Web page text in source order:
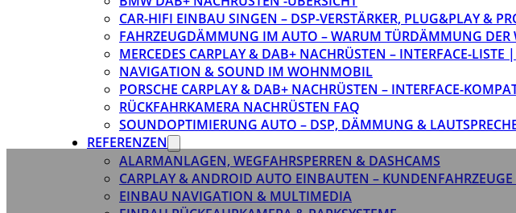
CAR-HIFI EINBAU SINGEN – DSP-VERSTÄRKER, PLUG&PLAY &
FAHRZEUGDÄMMUNG IM AUTO – WARUM TÜRDÄMMUNG DER
MERCEDES CARPLAY & DAB+ NACHRÜSTEN – INTERFACE-
NAVIGATION & SOUND IM WOHNMOBIL
PORSCHE CARPLAY & DAB+ NACHRÜSTEN – INTERFACE-
RÜCKFAHRKAMERA NACHRÜSTEN FAQ
SOUNDOPTIMIERUNG AUTO – DSP, DÄMMUNG &
REFERENZEN
ALARMANLAGEN, WEGFAHRSPERREN & DASHCAMS
CARPLAY & ANDROID AUTO EINBAUTEN –
EINBAU NAVIGATION & MULTIMEDIA